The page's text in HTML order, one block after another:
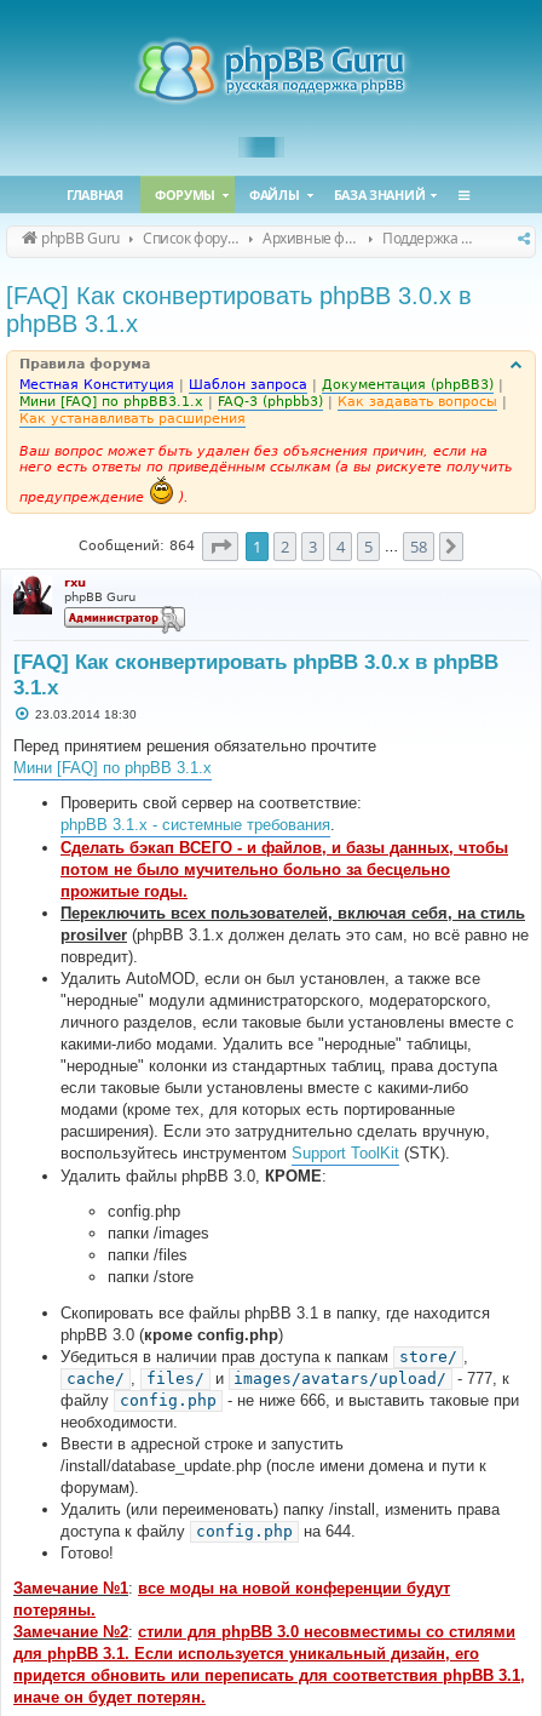
ГЛАВНАЯ ФОРУМЫ ФАЙЛЫ БАЗА ЗНАНИЙ
phpBB Guru Список форумов Архивные форумы Поддержка phpBB 3.1.x
[FAQ] Как сконвертировать phpBB 3.0.х в
phpBB 3.1.х
Правила форума
Местная Конституция | Шаблон запроса | Документация (phpBB3) |
Мини [FAQ] по phpBB3.1.x | FAQ-3 (phpbb3) | Как задавать вопросы |
Как устанавливать расширения
Ваш вопрос может быть удален без объяснения причин, если на
него есть ответы по приведённым ссылкам (а вы рискуете получить
предупреждение
).
Сообщений: 864 Страница 1 из58
1 2 3 4 5 58
rxu
phpBB Guru
[FAQ] Как сконвертировать phpBB 3.0.х в phpBB
3.1.х
С
о
б
щ
е
23.03.2014 18:30
Перед принятием решения обязательно прочтите
Мини [FAQ] по phpBB 3.1.x
Проверить свой сервер на соответствие:
phpBB 3.1.x - системные требования.
Сделать бэкап ВСЕГО - и файлов, и базы данных, чтобы
потом не было мучительно больно за бесцельно
прожитые годы.
Переключить всех пользователей, включая себя, на стиль
prosilver (phpBB 3.1.х должен делать это сам, но всё равно не
повредит).
Удалить AutoMOD, если он был установлен, а также все
"неродные" модули администраторского, модераторского,
личного разделов, если таковые были установлены вместе с
какими-либо модами. Удалить все "неродные" таблицы,
"неродные" колонки из стандартных таблиц, права доступа
если таковые были установлены вместе с какими-либо
модами (кроме тех, для которых есть портированные
расширения). Если это затруднительно сделать вручную,
воспользуйтесь инструментом Support ToolKit (STK).
Удалить файлы phpBB 3.0, КРОМЕ:
config.php
папки /images
папки /files
папки /store
Скопировать все файлы phpBB 3.1 в папку, где находится
phpBB 3.0 (кроме config.php)
Убедиться в наличии прав доступа к папкам
store/
cache/
files/ и images/avatars/upload/
- 777, к
файлу
config.php
- не ниже 666, и выставить таковые при
необходимости.
Ввести в адресной строке и запустить
/install/database_update.php (после имени домена и пути к
форумам).
Удалить (или переименовать) папку /install, изменить права
доступа к файлу
config.php
на 644.
Готово!
Замечание №1: все моды на новой конференции будут
потеряны.
Замечание №2: стили для phpBB 3.0 несовместимы со стилями
для phpBB 3.1. Если используется уникальный дизайн, его
придется обновить или переписать для соответствия phpBB 3.1,
иначе он будет потерян.